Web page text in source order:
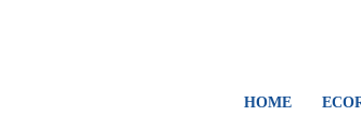
HOME